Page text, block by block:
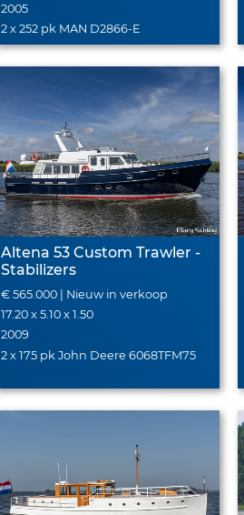
2005
2 x 252 pk MAN D2866-E
Altena 53 Custom Trawler -
Stabilizers
€ 565.000 | Nieuw in verkoop
17.20 x 5.10 x 1.50
2009
2 x 175 pk John Deere 6068TFM75